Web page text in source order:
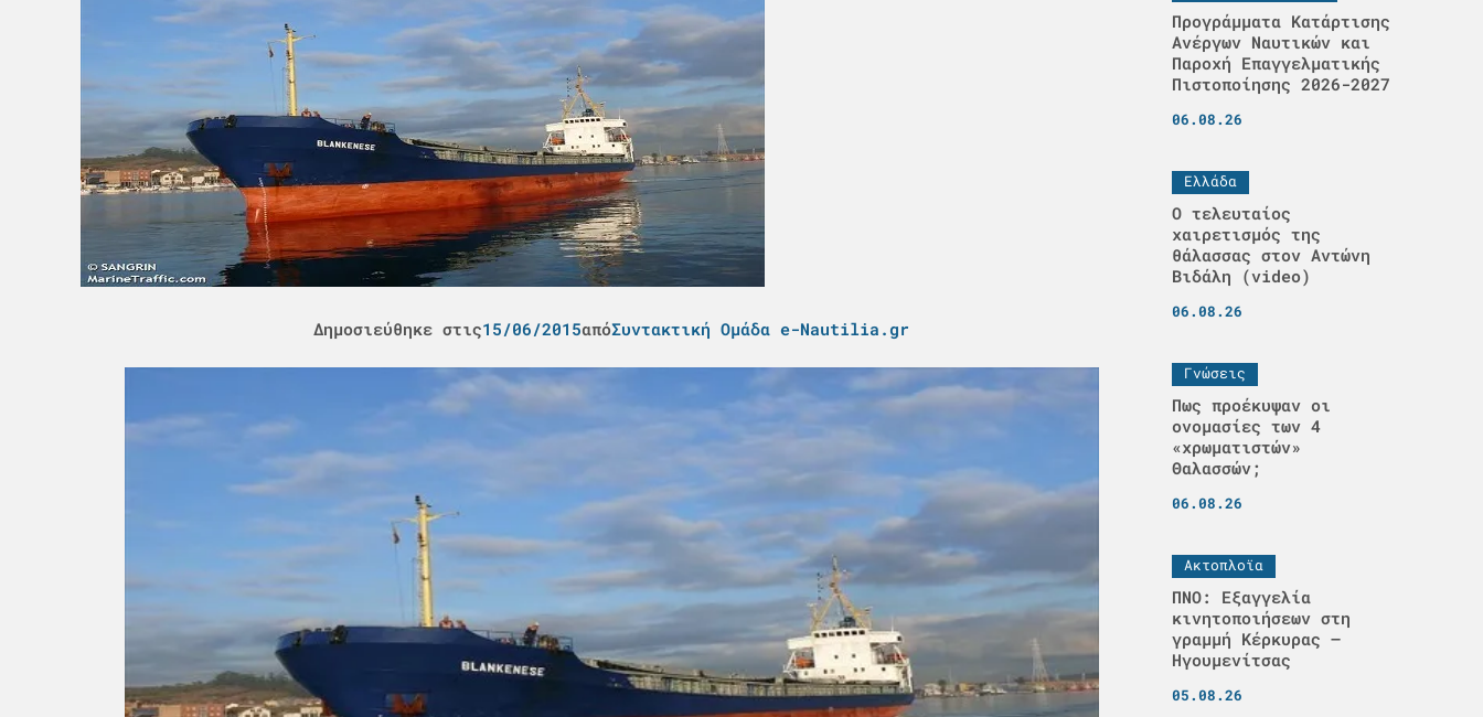
Δημοσιεύθηκε στις15/06/2015απόΣυντακτική Ομάδα e-Nautilia.gr
Προγράμματα Κατάρτισης
Ανέργων Ναυτικών και
Παροχή Επαγγελματικής
Πιστοποίησης 2026-2027
06.08.26
Ελλάδα
Ο τελευταίος
χαιρετισμός της
θάλασσας στον Αντώνη
Βιδάλη (video)
06.08.26
Γνώσεις
Πως προέκυψαν οι
ονομασίες των 4
«χρωματιστών»
Θαλασσών;
06.08.26
Ακτοπλοϊα
ΠΝΟ: Εξαγγελία
κινητοποιήσεων στη
γραμμή Κέρκυρας –
Ηγουμενίτσας
05.08.26